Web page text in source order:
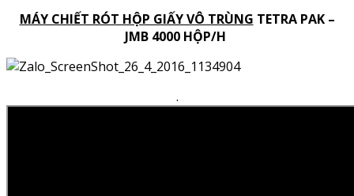
MÁY CHIẾT RÓT HỘP GIẤY VÔ TRÙNG TETRA PAK –
JMB 4000 HỘP/H
.